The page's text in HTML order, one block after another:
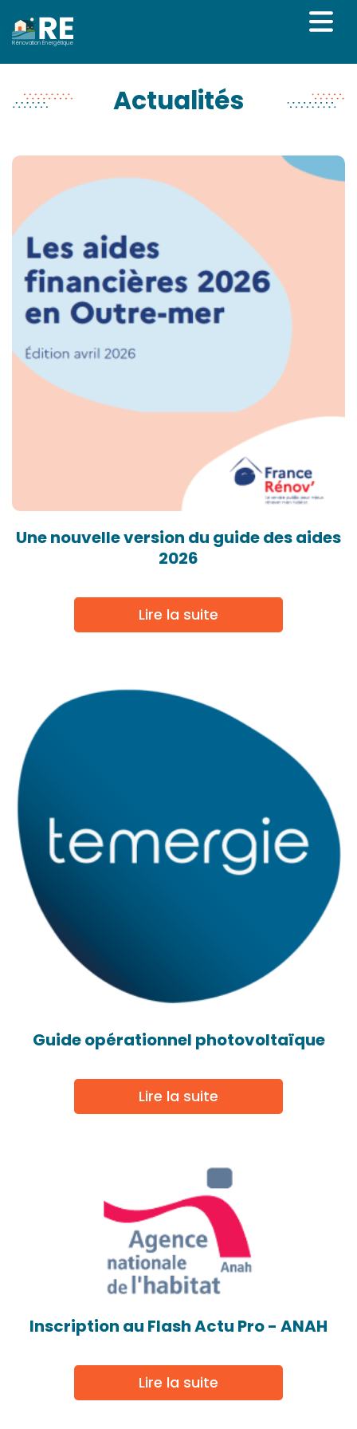
Rénovation Énergétique
Actualités
Une nouvelle version du guide des aides
2026
Lire la suite
Guide opérationnel photovoltaïque
Lire la suite
Inscription au Flash Actu Pro - ANAH
Lire la suite